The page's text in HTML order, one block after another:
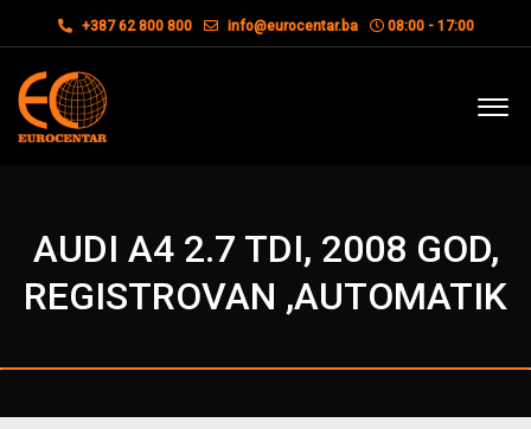
+387 62 800 800 info@eurocentar.ba 08:00 - 17:00
AUDI A4 2.7 TDI, 2008 GOD,
REGISTROVAN ,AUTOMATIK